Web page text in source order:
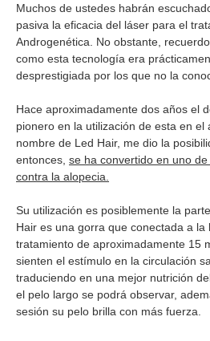
Muchos de ustedes habrán
pasiva la eficacia del láser para el
Androgenética. No obstante,
como esta tecnología era
desprestigiada por los que no la
Hace aproximadamente dos años el
pionero en la utilización de esta en el
nombre de Led Hair, me dio la
entonces, se ha convertido en uno
contra la alopecia.
Su utilización es posiblemente la
Hair es una gorra que conectada a
tratamiento de aproximadamente 15
sienten el estímulo en la circulación
traduciendo en una mejor nutrición
el pelo largo se podrá observar,
sesión su pelo brilla con más fuerza.